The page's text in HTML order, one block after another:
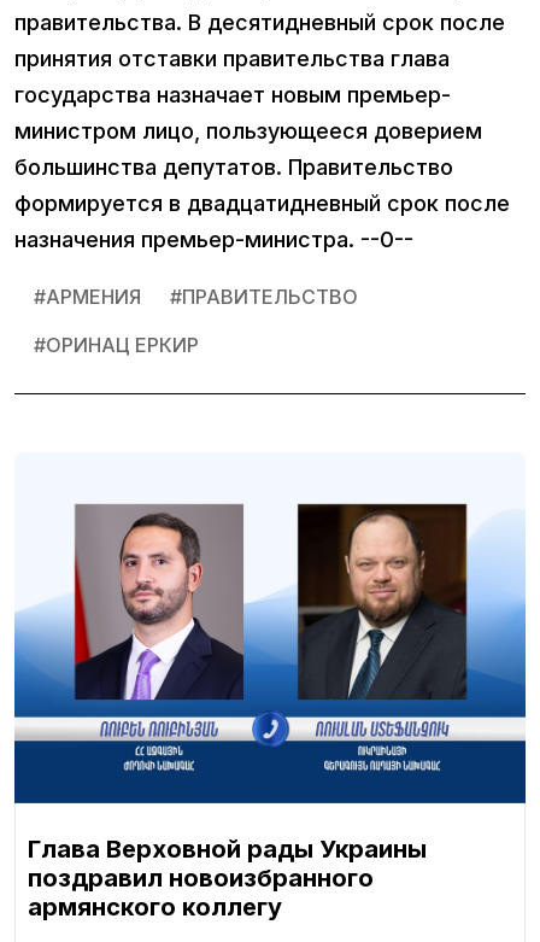
правительства. В десятидневный срок после
принятия отставки правительства глава
государства назначает новым премьер-
министром лицо, пользующееся доверием
большинства депутатов. Правительство
формируется в двадцатидневный срок после
назначения премьер-министра. --0--
#АРМЕНИЯ #ПРАВИТЕЛЬСТВО
#ОРИНАЦ ЕРКИР
Глава Верховной рады Украины
поздравил новоизбранного
армянского коллегу